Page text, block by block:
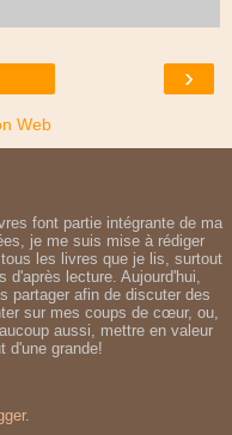
›
Web
font partie intégrante de ma
je me suis mise à rédiger
les livres que je lis, surtout
d'après lecture. Aujourd'hui,
partager afin de discuter des
sur mes coups de cœur, ou,
aussi, mettre en valeur
d'une grande!
.